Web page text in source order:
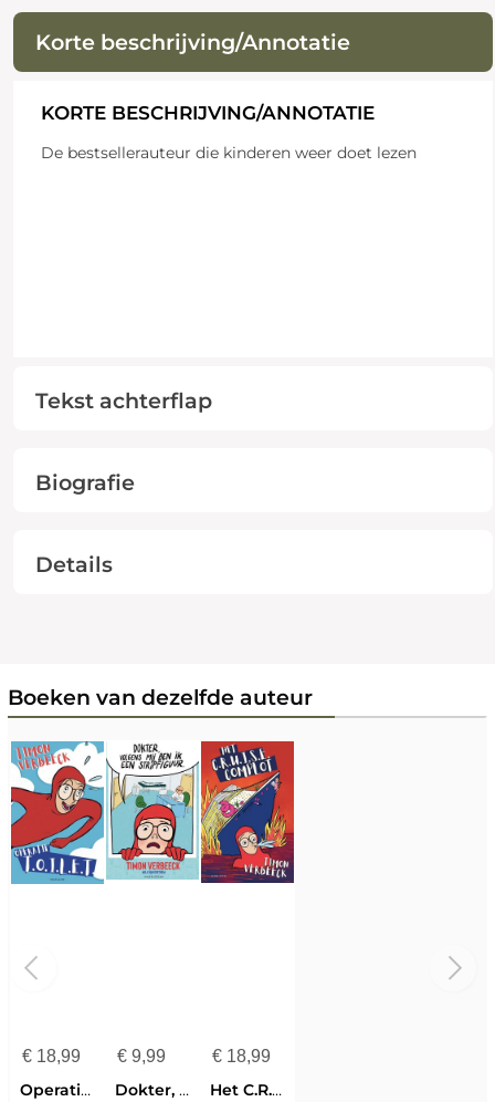
Korte beschrijving/Annotatie
KORTE BESCHRIJVING/ANNOTATIE
De bestsellerauteur die kinderen weer doet lezen
Tekst achterflap
Biografie
Details
Boeken van dezelfde auteur
€18,99
Operatie T.O.I.L.E.T.
€9,99
Dokter, volgens mij ben ik een stripfiguur
€ 18,99
Het C.R.U.I.S.E. complot